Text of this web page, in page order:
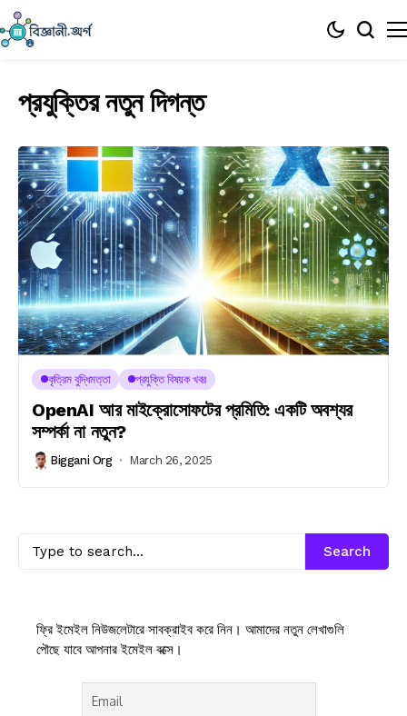
প্রযুক্তির নতুন দিগন্ত
কৃত্রিম বুদ্ধিমত্তা প্রযুক্তি বিষয়ক খবর
OpenAI আর মাইক্রোসোফটের প্রমিতি: একটি অবশ্যর
সম্পর্কা না নতুন?
Biggani Org March 26, 2025
Search
ফ্রি ইমেইল নিউজলেটারে সাবক্রাইব করে নিন। আমাদের নতুন লেখাগুলি
পৌছে যাবে আপনার ইমেইল বক্সে।